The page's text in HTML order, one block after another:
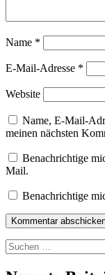
Name *
E-Mail-Adresse *
Website
Name, E-Mail-
meinen nächsten
Benachrichtige
Mail.
Benachrichtige
Kommentar
Suchen
nach: